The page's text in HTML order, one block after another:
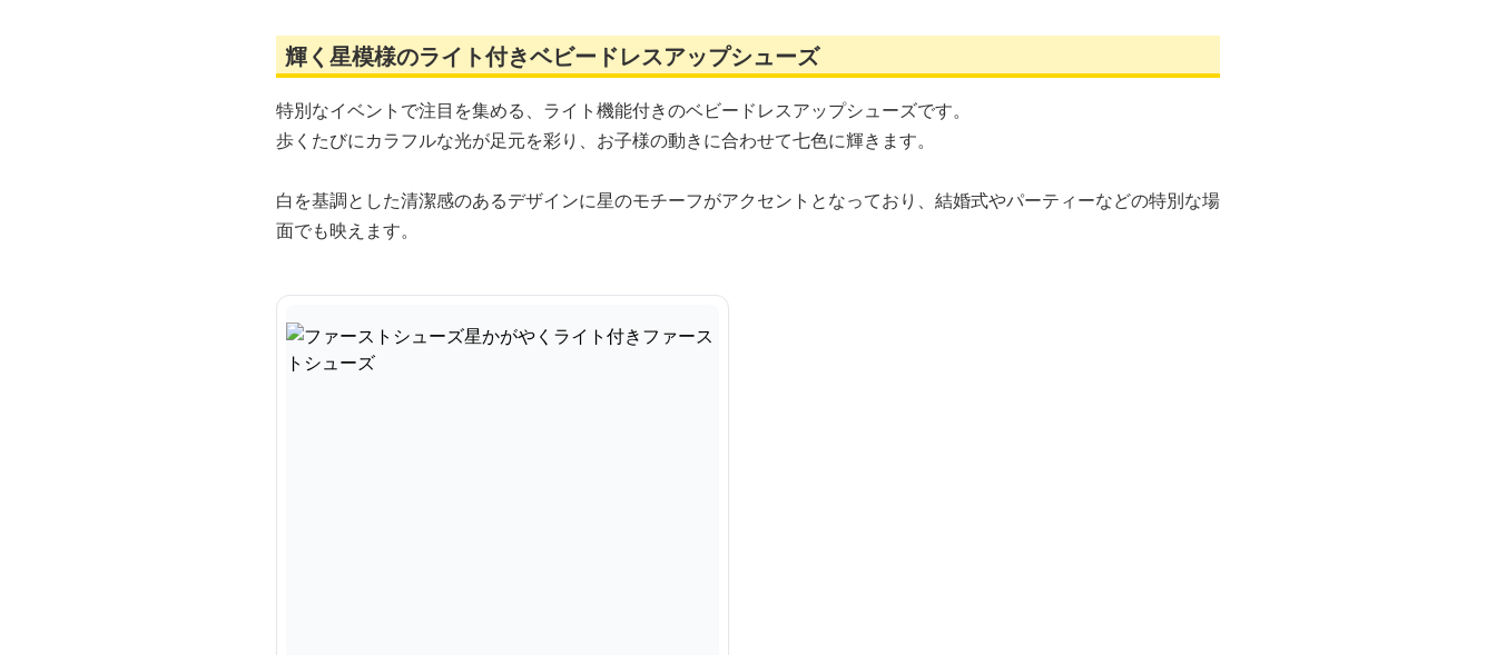
輝く星模様のライト付きベビードレスアップシューズ
特別なイベントで注目を集める、ライト機能付きのベビードレスアップシューズです。
歩くたびにカラフルな光が足元を彩り、お子様の動きに合わせて七色に輝きます。
白を基調とした清潔感のあるデザインに星のモチーフがアクセントとなっており、結婚式やパーティーなどの特別な場
面でも映えます。